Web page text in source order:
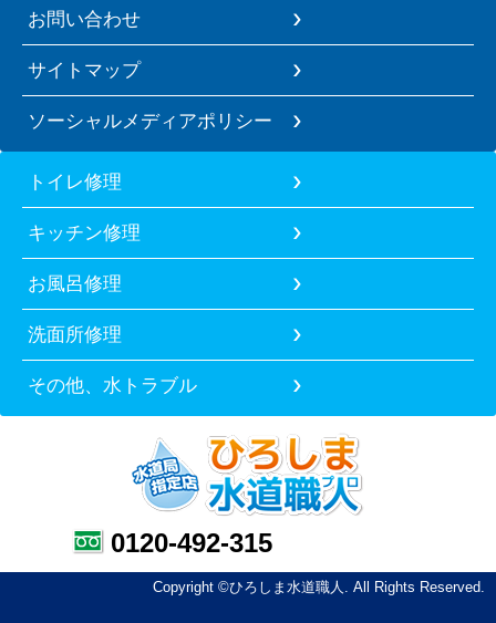
お問い合わせ
サイトマップ
ソーシャルメディアポリシー
トイレ修理
キッチン修理
お風呂修理
洗面所修理
その他、水トラブル
0120-492-315
Copyright ©ひろしま水道職人. All Rights Reserved.